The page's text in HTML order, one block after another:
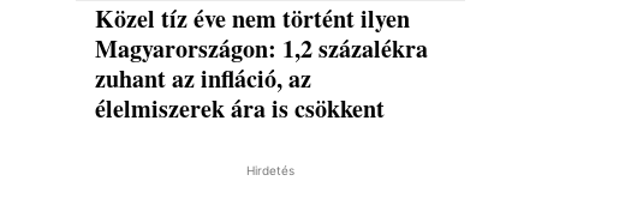
Közel tíz éve nem történt ilyen
Magyarországon: 1,2 százalékra
zuhant az infláció, az
élelmiszerek ára is csökkent
Hirdetés